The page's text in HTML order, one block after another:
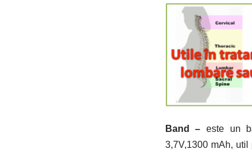
Band – este un
3,7V,1300 mAh,